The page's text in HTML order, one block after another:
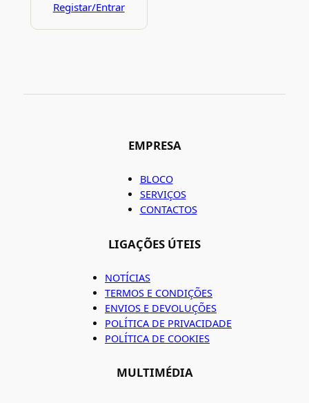
Registar/Entrar
EMPRESA
BLOCO
SERVIÇOS
CONTACTOS
LIGAÇÕES ÚTEIS
NOTÍCIAS
TERMOS E CONDIÇÕES
ENVIOS E DEVOLUÇÕES
POLÍTICA DE PRIVACIDADE
POLÍTICA DE COOKIES
MULTIMÉDIA